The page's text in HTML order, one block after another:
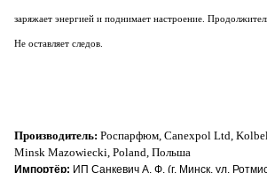
заряжает энергией и поднимает настроение.
Не оставляет следов.
Производитель: Роспарфюм, Canexpol Ltd,
Minsk Mazowiecki, Poland, Польша
Импортёр: ИП Санкевич А. Ф. (г. Минск, ул.